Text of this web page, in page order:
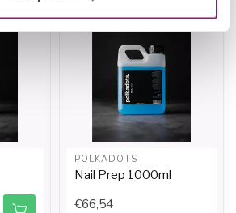
POLKADOTS
Nail Prep 1000ml
€66,54